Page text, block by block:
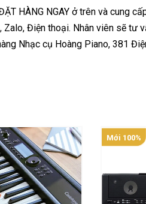
HÀNG NGAY ở trên và cung
Điện thoại. Nhân viên sẽ tư
Nhạc cụ Hoàng Piano, 381
Mới 100%